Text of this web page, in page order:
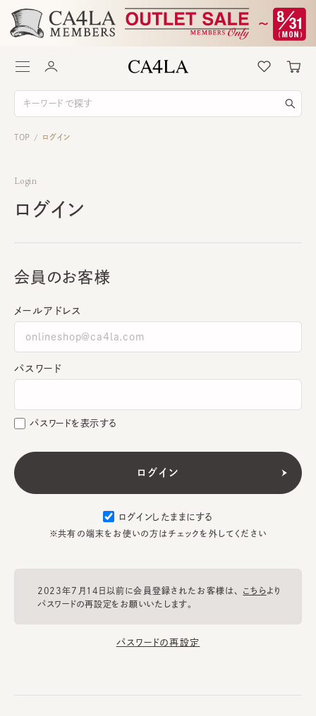
TOP / ログイン
Login
ログイン
会員のお客様
メールアドレス
パスワード
パスワードを表示する
ログインしたままにする
※共有の端末をお使いの方はチェックを外してください
2023年7月14日以前に会員登録されたお客様は、 こちらより
パスワードの再設定をお願いいたします。
パスワードの再設定